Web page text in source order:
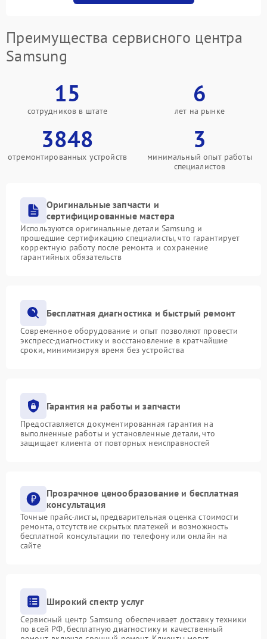
Преимущества сервисного центра
Samsung
15
сотрудников в штате
6
лет на рынке
3848
отремонтированных устройств
3
минимальный опыт работы
специалистов
Оригинальные запчасти и
сертифицированные мастера
Используются оригинальные детали Samsung и
прошедшие сертификацию специалисты, что гарантирует
корректную работу после ремонта и сохранение
гарантийных обязательств
Бесплатная диагностика и быстрый ремонт
Современное оборудование и опыт позволяют провести
экспресс-диагностику и восстановление в кратчайшие
сроки, минимизируя время без устройства
Гарантия на работы и запчасти
Предоставляется документированная гарантия на
выполненные работы и установленные детали, что
защищает клиента от повторных неисправностей
Прозрачное ценообразование и бесплатная
консультация
Точные прайс-листы, предварительная оценка стоимости
ремонта, отсутствие скрытых платежей и возможность
бесплатной консультации по телефону или онлайн на
сайте
Широкий спектр услуг
Сервисный центр Samsung обеспечивает доставку техники
по всей РФ, бесплатную диагностику и качественный